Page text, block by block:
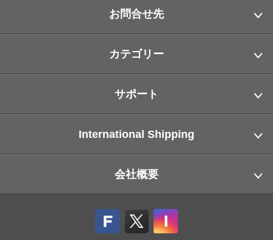
お問合せ先
カテゴリー
サポート
International Shipping
会社概要